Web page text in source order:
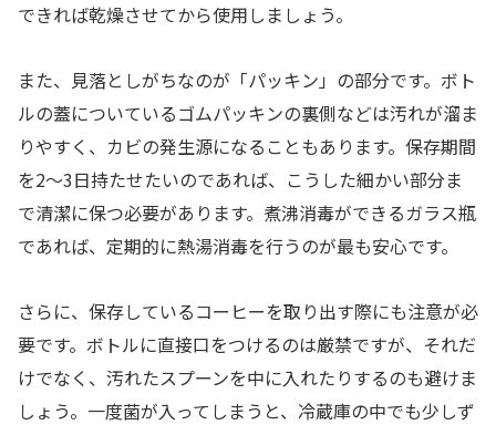
できれば乾燥させてから使用しましょう。
また、見落としがちなのが「パッキン」の部分です。ボト
ルの蓋についているゴムパッキンの裏側などは汚れが溜ま
りやすく、カビの発生源になることもあります。保存期間
を2〜3日持たせたいのであれば、こうした細かい部分ま
で清潔に保つ必要があります。煮沸消毒ができるガラス瓶
であれば、定期的に熱湯消毒を行うのが最も安心です。
さらに、保存しているコーヒーを取り出す際にも注意が必
要です。ボトルに直接口をつけるのは厳禁ですが、それだ
けでなく、汚れたスプーンを中に入れたりするのも避けま
しょう。一度菌が入ってしまうと、冷蔵庫の中でも少しず